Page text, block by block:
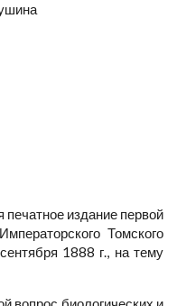
издание первой
Томского
1888 г., на тему